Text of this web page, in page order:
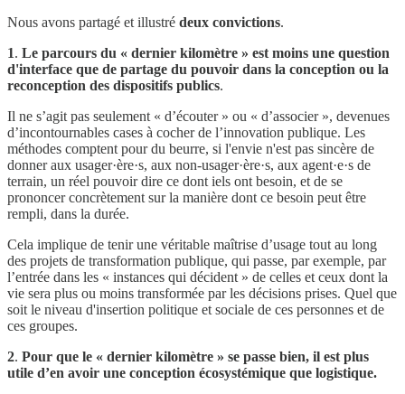
Nous avons partagé et illustré deux convictions.
1. Le parcours du « dernier kilomètre » est moins une question
d'interface que de partage du pouvoir dans la conception ou la
reconception des dispositifs publics.
Il ne s’agit pas seulement « d’écouter » ou « d’associer », devenues
d’incontournables cases à cocher de l’innovation publique. Les
méthodes comptent pour du beurre, si l'envie n'est pas sincère de
donner aux usager·ère·s, aux non-usager·ère·s, aux agent·e·s de
terrain, un réel pouvoir dire ce dont iels ont besoin, et de se
prononcer concrètement sur la manière dont ce besoin peut être
rempli, dans la durée.
Cela implique de tenir une véritable maîtrise d’usage tout au long
des projets de transformation publique, qui passe, par exemple, par
l’entrée dans les « instances qui décident » de celles et ceux dont la
vie sera plus ou moins transformée par les décisions prises. Quel que
soit le niveau d'insertion politique et sociale de ces personnes et de
ces groupes.
2. Pour que le « dernier kilomètre » se passe bien, il est plus
utile d’en avoir une conception écosystémique que logistique.